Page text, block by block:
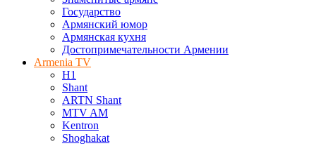
Государство
Армянский юмор
Армянская кухня
Достопримечательности Армении
Armenia TV
H1
Shant
ARTN Shant
MTV AM
Kentron
Shoghakat